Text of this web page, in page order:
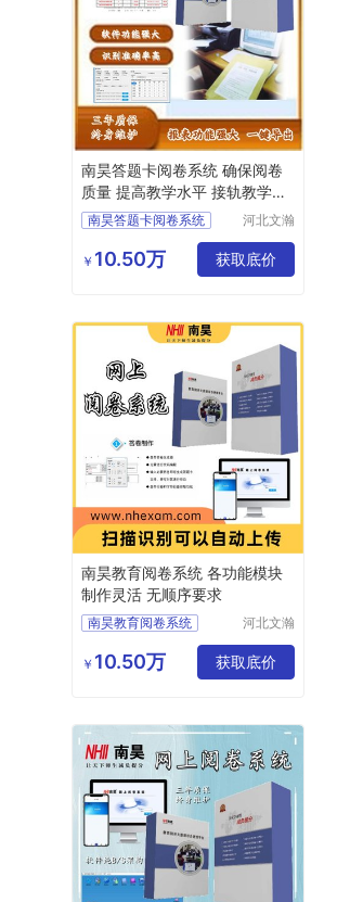
南昊答题卡阅卷系统 确保阅卷
质量 提高教学水平 接轨教学模
式南昊答题卡阅卷系统
考试电脑阅卷
河北文瀚
技发展有
限公司
￥ 10.50万 获取底价
南昊教育阅卷系统 各功能模块
制作灵活 无顺序要求
南昊教育阅卷系统
中学网上阅卷
河北文瀚
技发展有
限公司
￥ 10.50万 获取底价